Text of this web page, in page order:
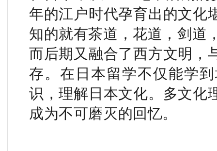
年的江户时代孕育出的文化
知的就有茶道，花道，剑道
而后期又融合了西方文明，
存。在日本留学不仅能学
识，理解日本文化。多文化
成为不可磨灭的回忆。